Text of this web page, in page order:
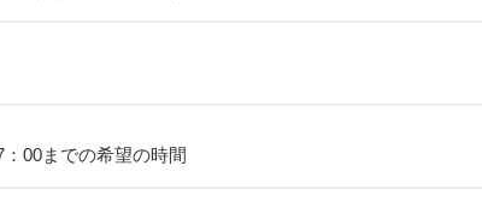
：00までの希望の時間